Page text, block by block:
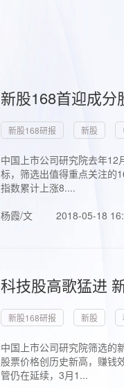
新股168首迎成
新股168研报 新股
中国上市公司研究院去年
标，筛选出值得重点关注的
指数累计上涨8....
杨霞/文
2018-05-18
科技股高歌猛进
新股168研报 新股
中国上市公司研究院筛选的
股票价格创历史新高，赚钱
管仍在延续，3月1...